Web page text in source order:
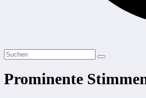
Prominente